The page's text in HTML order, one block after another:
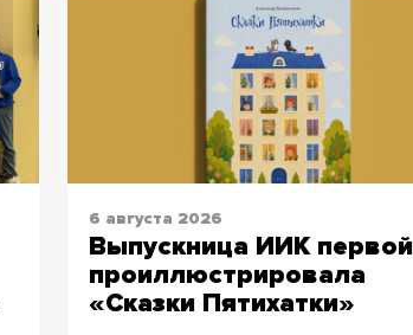
6 августа 2026
Выпускница ИИК первой
проиллюстрировала
«Сказки Пятихатки»